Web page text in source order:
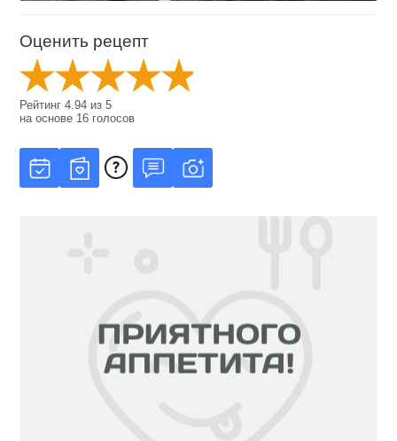
Оценить рецепт
Рейтинг4.94 из5
на основе 16 голосов